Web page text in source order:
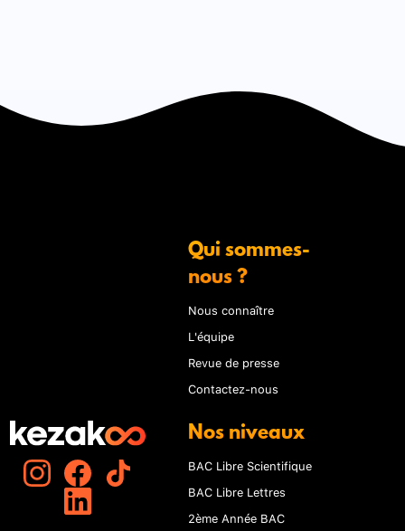
Qui sommes-
nous ?
Nous connaître
L'équipe
Revue de presse
Contactez-nous
Nos niveaux
BAC Libre Scientifique
BAC Libre Lettres
2ème Année BAC